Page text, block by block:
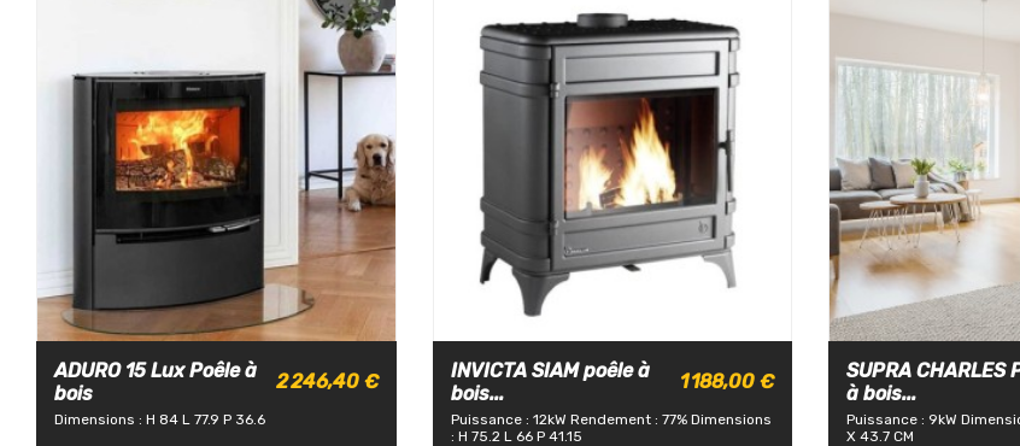
ADURO 15 Lux Poêle à
bois
2 246,40 €
Dimensions : H 84 L 77.9 P 36.6
INVICTA SIAM poêle à
bois...
1 188,00 €
Puissance : 12kW Rendement : 77% Dimensions
: H 75.2 L 66 P 41.15
SUPRA CHARLES
à bois...
Puissance : 9kW
X 43.7 CM